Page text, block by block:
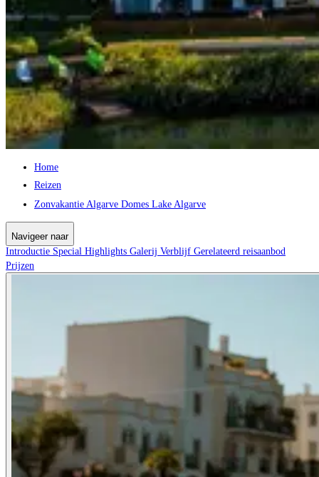
Home
Reizen
Zonvakantie Algarve Domes Lake Algarve
Navigeer naar
Introductie Special Highlights Galerij Verblijf Gerelateerd reisaanbod
Prijzen